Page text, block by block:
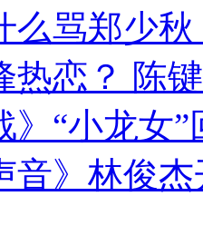
么骂郑少
热恋？ 陈
》“小龙女
音》林俊